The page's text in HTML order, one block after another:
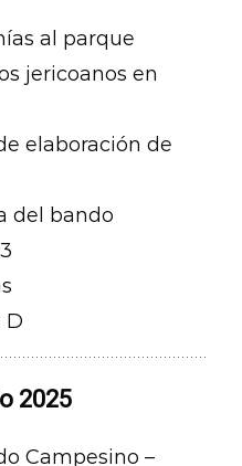
al parque
jericoanos en
elaboración de
del bando
D
2025
Campesino –